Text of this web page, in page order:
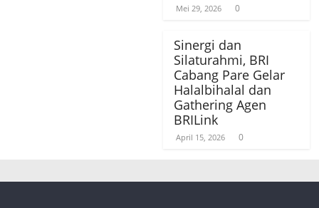
Mei 29, 2026 0
Sinergi dan
Silaturahmi, BRI
Cabang Pare Gelar
Halalbihalal dan
Gathering Agen
BRILink
April 15, 2026 0